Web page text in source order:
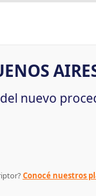
nuevo
Conocé nuestros